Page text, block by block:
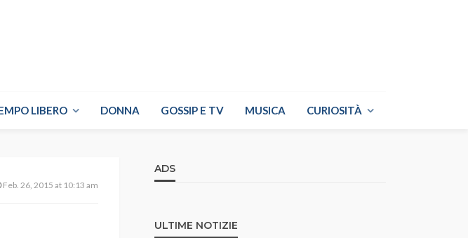
LIBERO DONNA GOSSIP E TV MUSICA CURIOSITÀ
Feb. 26, 2015 at 10:13 am
ADS
ULTIME NOTIZIE